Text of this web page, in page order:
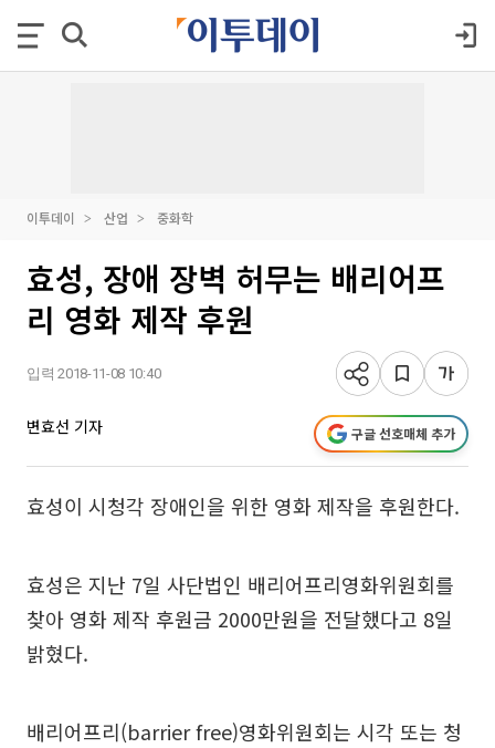
이투데이 산업 중화학
효성, 장애 장벽 허무는 배리어프
리 영화 제작 후원
입력 2018-11-08 10:40
변효선 기자 구글 선호매체 추가
효성이 시청각 장애인을 위한 영화 제작을 후원한다.
효성은 지난 7일 사단법인 배리어프리영화위원회를
찾아 영화 제작 후원금 2000만원을 전달했다고 8일
밝혔다.
배리어프리(barrier free)영화위원회는 시각 또는 청